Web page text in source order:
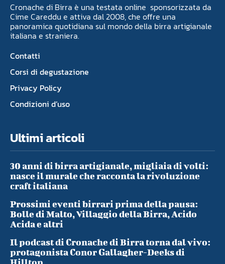
Cronache di Birra è una testata online sponsorizzata da
Cime Careddu e attiva dal 2008, che offre una
panoramica quotidiana sul mondo della birra artigianale
italiana e straniera.
Contatti
Corsi di degustazione
Privacy Policy
Condizioni d’uso
Ultimi articoli
30 anni di birra artigianale, migliaia di volti:
nasce il murale che racconta la rivoluzione
craft italiana
Prossimi eventi birrari prima della pausa:
Bolle di Malto, Villaggio della Birra, Acido
Acida e altri
Il podcast di Cronache di Birra torna dal vivo:
protagonista Conor Gallagher-Deeks di